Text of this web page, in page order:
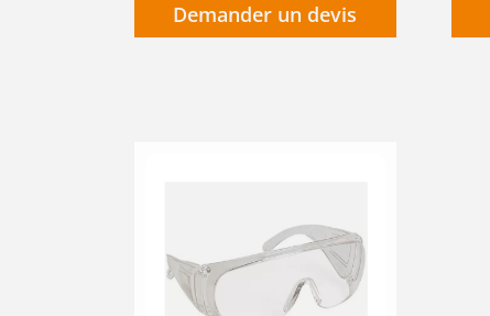
Demander un devis